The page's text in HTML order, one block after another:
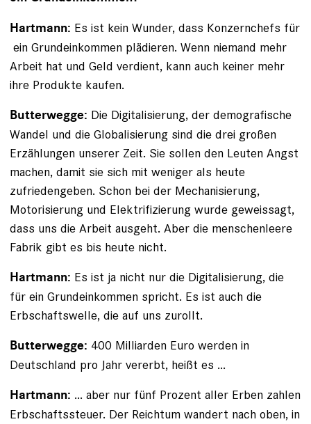
Hartmann: Es ist kein Wunder, dass Konzernchefs für
­ ein Grundeinkommen plädieren. Wenn niemand mehr
Arbeit hat und Geld verdient, kann auch keiner mehr
ihre Produkte kaufen.
Butterwegge: Die Digitalisierung, der demografische
Wandel und die Globalisierung sind die drei großen
Erzählungen unserer Zeit. Sie sollen den Leuten Angst
­machen, damit sie sich mit weniger als heute
zufriedengeben. Schon bei der Mechanisierung,
Motorisierung und Elektrifizierung wurde geweissagt,
dass uns die Arbeit ausgeht. Aber die menschenleere
Fabrik gibt es bis heute nicht.
Hartmann: Es ist ja nicht nur die Digitalisierung, die
für ein Grundeinkommen spricht. Es ist auch die
Erbschaftswelle, die auf uns zurollt.
Butterwegge: 400 Milliarden Euro werden in
Deutschland pro Jahr vererbt, heißt es ...
Hartmann: ... aber nur fünf Prozent aller Erben zahlen
Erbschaftssteuer. Der Reichtum wandert nach oben, in